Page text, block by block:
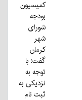
کمیسیون
بودجه
شورای
شهر
کرمان
گفت: با
توجه به
نزدیکی به
ثبت نام